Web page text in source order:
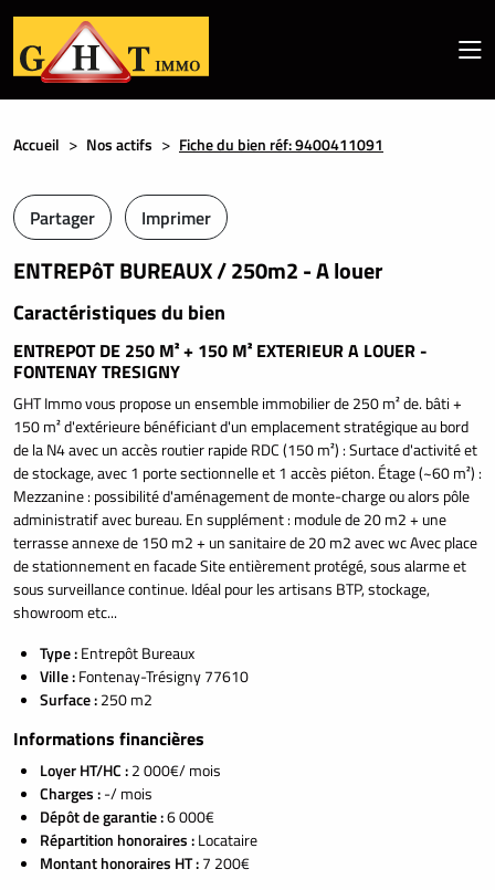
Accueil Nos actifs Fiche du bien réf: 9400411091
ENTREPôT BUREAUX / 250m2 - A louer
Caractéristiques du bien
Partager Imprimer
ENTREPOT DE 250 M² + 150 M² EXTERIEUR A LOUER -
FONTENAY TRESIGNY
GHT Immo vous propose un ensemble immobilier de 250 m² de. bâti +
150 m² d'extérieure bénéficiant d'un emplacement stratégique au bord
de la N4 avec un accès routier rapide RDC (150 m²) : Surtace d'activité et
de stockage, avec 1 porte sectionnelle et 1 accès piéton. Étage (~60 m²) :
Mezzanine : possibilité d'aménagement de monte-charge ou alors pôle
administratif avec bureau. En supplément : module de 20 m2 + une
terrasse annexe de 150 m2 + un sanitaire de 20 m2 avec wc Avec place
de stationnement en facade Site entièrement protégé, sous alarme et
sous surveillance continue. Idéal pour les artisans BTP, stockage,
showroom etc...
Type :Entrepôt Bureaux
Ville :Fontenay-Trésigny 77610
Surface :250 m2
Informations financières
Loyer HT/HC :2 000€/ mois
Charges :-/ mois
Dépôt de garantie :6 000€
Répartition honoraires :Locataire
Montant honoraires HT :7 200€